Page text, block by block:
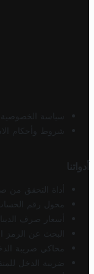
سياسة الخصوصية
شروط وأحكام
أدواتنا
أداة التحقق من
محول رقم
أسعار صرف
البحث عن الرمز
محاكي ضريبة
ضريبة الدخل